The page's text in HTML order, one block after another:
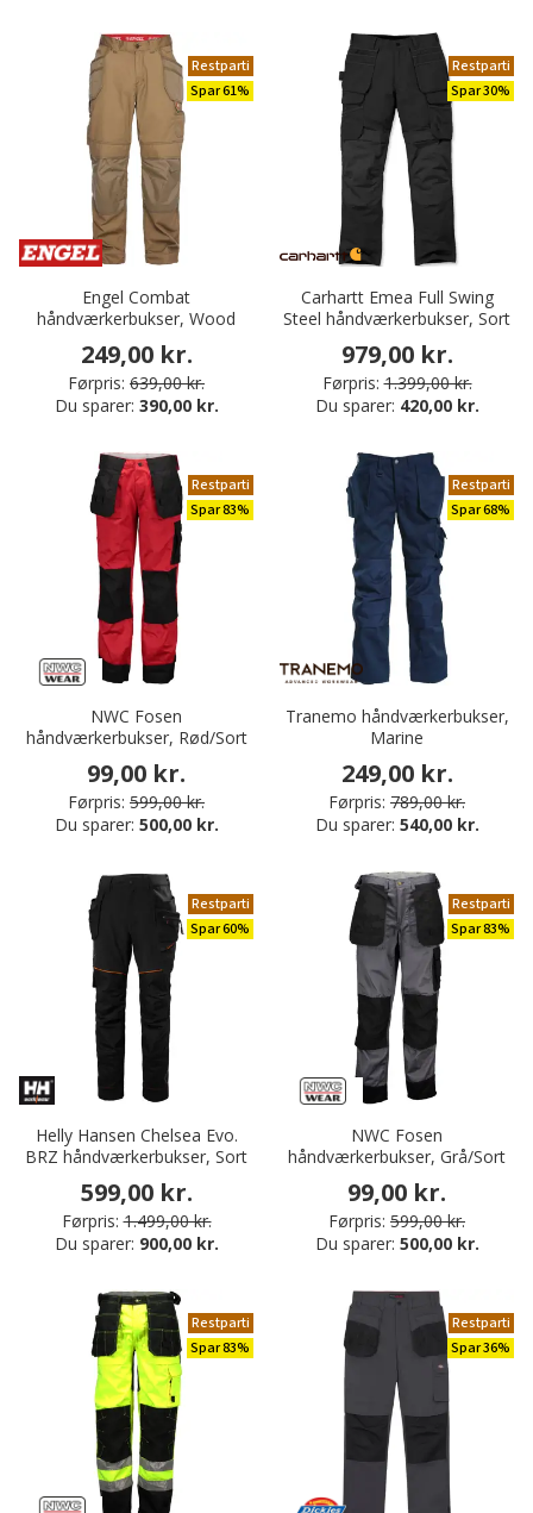
Restparti
Spar 61%
Engel Combat
håndværkerbukser, Wood
249,00 kr.
Førpris: 639,00 kr.
Du sparer: 390,00 kr.
Restparti
Spar 30%
Carhartt Emea Full Swing
Steel håndværkerbukser, Sort
979,00 kr.
Førpris: 1.399,00 kr.
Du sparer: 420,00 kr.
Restparti
Spar 83%
NWC Fosen
håndværkerbukser, Rød/Sort
99,00 kr.
Førpris: 599,00 kr.
Du sparer: 500,00 kr.
Restparti
Spar 68%
Tranemo håndværkerbukser,
Marine
249,00 kr.
Førpris: 789,00 kr.
Du sparer: 540,00 kr.
Restparti
Spar 60%
Helly Hansen Chelsea Evo.
BRZ håndværkerbukser, Sort
599,00 kr.
Førpris: 1.499,00 kr.
Du sparer: 900,00 kr.
Restparti
Spar 83%
NWC Fosen
håndværkerbukser, Grå/Sort
99,00 kr.
Førpris: 599,00 kr.
Du sparer: 500,00 kr.
Restparti
Spar 83%
Restparti
Spar 36%